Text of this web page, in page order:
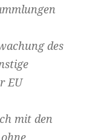
des
EU
mit den